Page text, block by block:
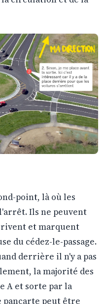
point, là où les
Ils ne peuvent
et marquent
du cédez-le-passage.
derrière il n'y a pas
la majorité des
A et sorte par la
pancarte peut être